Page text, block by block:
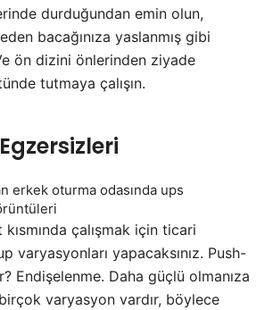
durduğundan emin olun,
bacağınıza yaslanmış gibi
ön dizini önlerinden ziyade
tutmaya çalışın.
çalışmak için ticari
varyasyonları yapacaksınız. Push-
Endişelenme. Daha güçlü olmanıza
varyasyon vardır, böylece